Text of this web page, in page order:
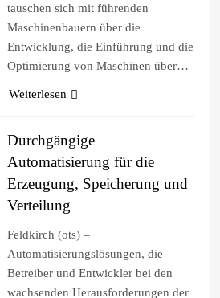
tauschen sich mit führenden
Maschinenbauern über die
Entwicklung, die Einführung und die
Optimierung von Maschinen über…
Weiterlesen
Durchgängige
Automatisierung für die
Erzeugung, Speicherung und
Verteilung
Feldkirch (ots) –
Automatisierungslösungen, die
Betreiber und Entwickler bei den
wachsenden Herausforderungen der